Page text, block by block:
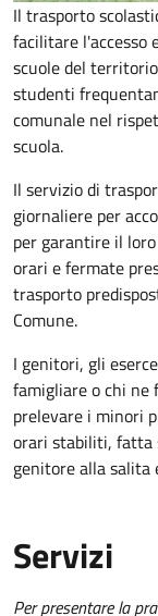
Il trasporto
facilitare l'accesso
scuole del
studenti
comunale nel
scuola.
Il servizio di
giornaliere per
per garantire il
orari e fermate
trasporto
Comune.
I genitori, gli
famigliare o chi ne
prelevare i minori
orari stabiliti, fatta
genitore alla salita
Servizi
Per presentare la